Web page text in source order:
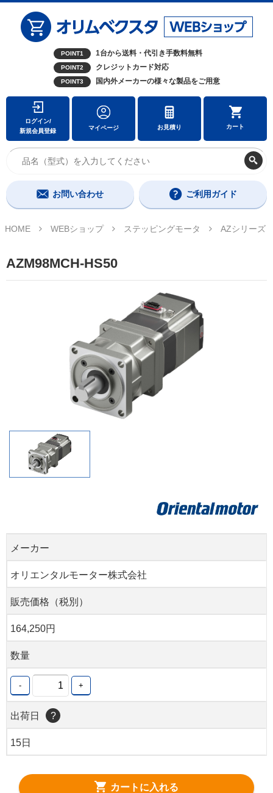
POINT1 1台から送料・代引き手数料無料
POINT2 クレジットカード対応
POINT3 国内外メーカーの様々な製品をご用意
ログイン/
新規会員登録
マイページ お見積り カート
お問い合わせ ご利用ガイド
HOME WEBショップ ステッピングモータ AZシリーズ
AZM98MCH-HS50
メーカー
オリエンタルモーター株式会社
販売価格（税別）
164,250円
数量
- +
出荷日 ?
15日
カートに入れる